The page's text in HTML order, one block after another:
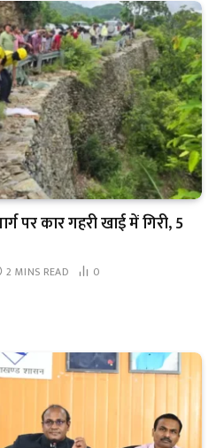
पर कार गहरी खाई में गिरी, 5
2 MINS READ 0